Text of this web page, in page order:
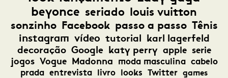
beyonce seriado louis vuitton
sonzinho Facebook passo a passo Tênis
instagram vídeo tutorial karl lagerfeld
decoração Google katy perry apple serie
jogos Vogue Madonna moda masculina cabelo
prada entrevista livro looks Twitter games